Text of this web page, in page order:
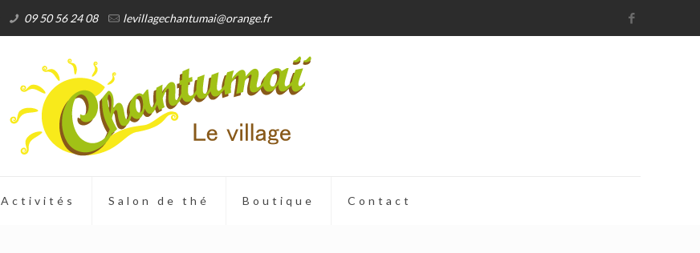
09 50 56 24 08 levillagechantumai@orange.fr
Activités Salon de thé Boutique Contact